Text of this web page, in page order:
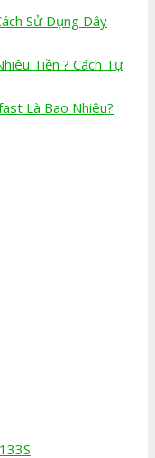
Sử Dụng Dây
Tiền ? Cách Tự
Là Bao Nhiêu?